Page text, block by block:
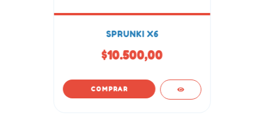
SPRUNKI X6
$10.500,00